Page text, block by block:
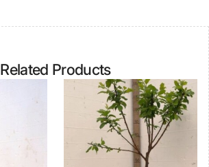
Related Products